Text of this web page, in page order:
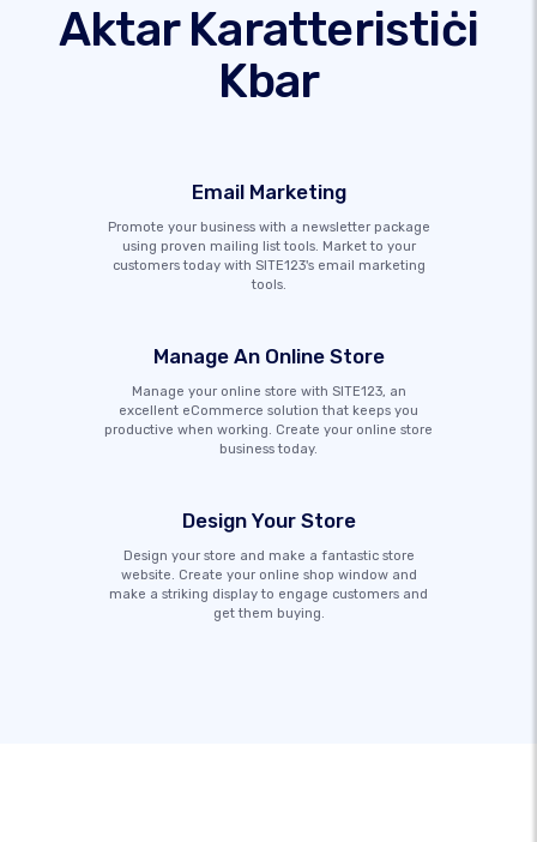
Aktar Karatteristiċi
Kbar
Email Marketing
Promote your business with a newsletter package
using proven mailing list tools. Market to your
customers today with SITE123's email marketing
tools.
Manage An Online Store
Manage your online store with SITE123, an
excellent eCommerce solution that keeps you
productive when working. Create your online store
business today.
Design Your Store
Design your store and make a fantastic store
website. Create your online shop window and
make a striking display to engage customers and
get them buying.